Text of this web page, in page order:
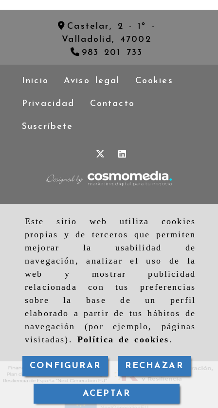
Este sitio web utiliza cookies
propias y de terceros que permiten
mejorar la usabilidad de
navegación, analizar el uso de la
web y mostrar publicidad
relacionada con tus preferencias
sobre la base de un perfil
elaborado a partir de tus hábitos de
navegación (por ejemplo, páginas
visitadas). Política de cookies .
CONFIGURAR RECHAZAR
ACEPTAR
Castelar, 2 - 1º -
Valladolid, 47002
983 201 733
Inicio Aviso legal Cookies
Privacidad Contacto
Suscríbete